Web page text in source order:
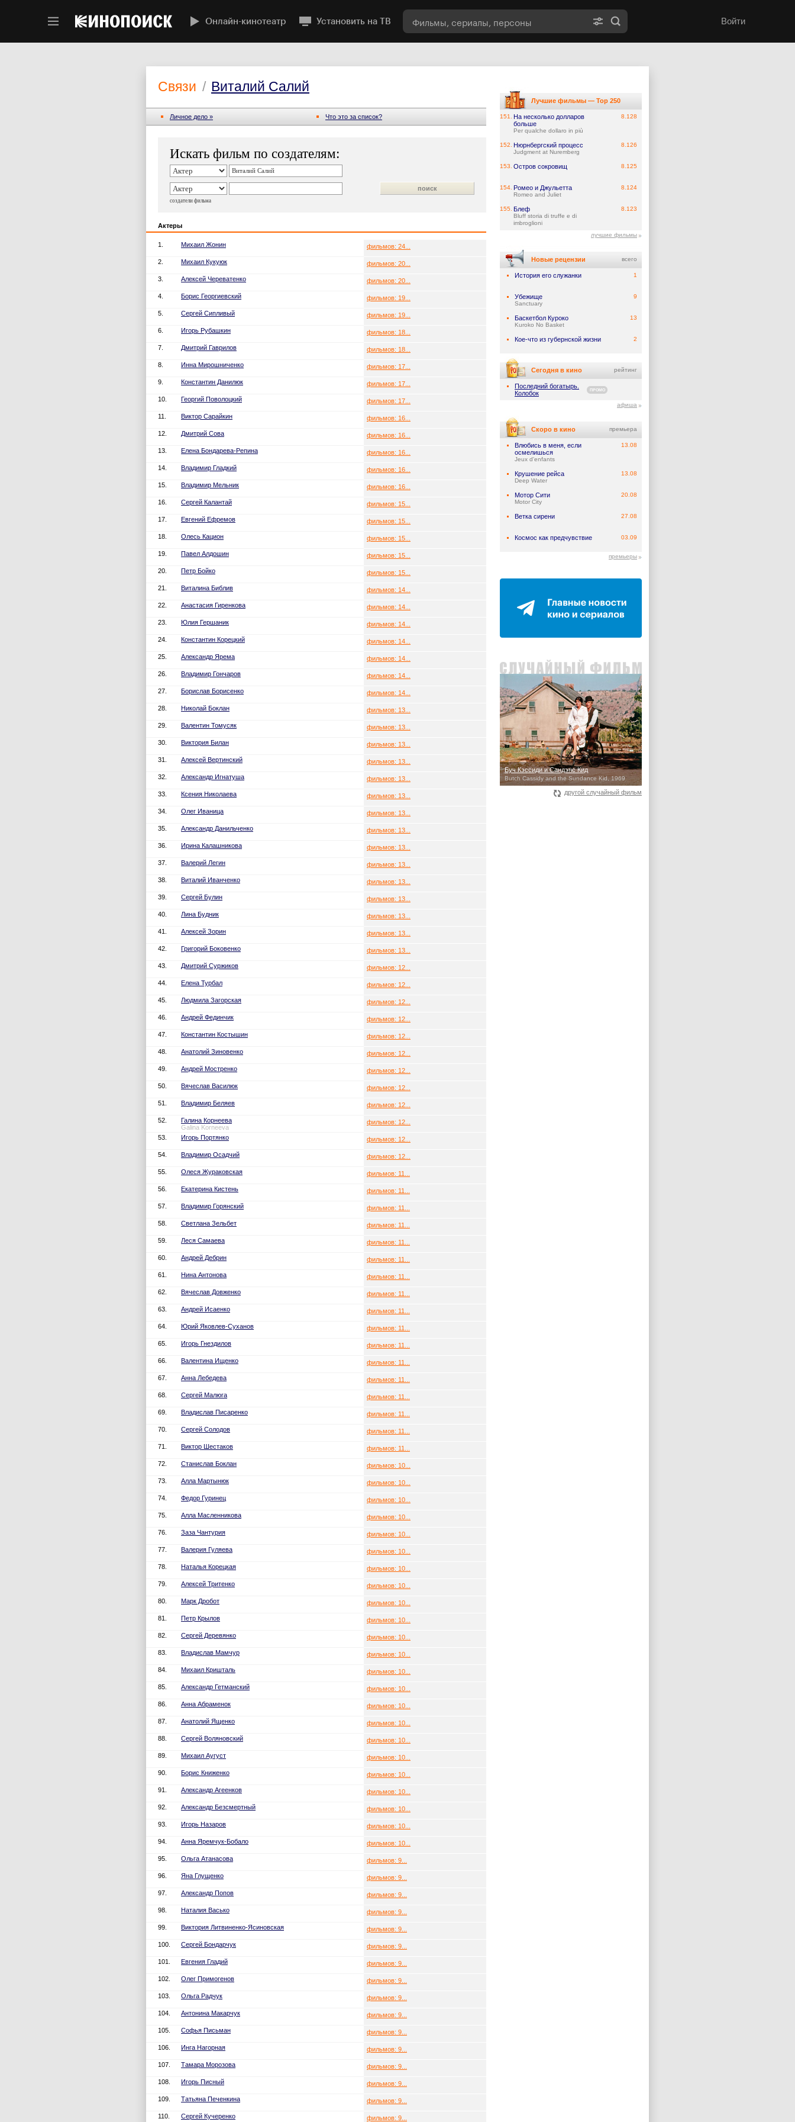
Онлайн-кинотеатр Установить на ТВ Войти
Связи / Виталий Салий
Личное дело » Что это за список?
Искать фильм по создателям:
создатели фильма
Актеры
1. Михаил Жонин фильмов: 24...
2. Михаил Кукуюк фильмов: 20...
3. Алексей Череватенко фильмов: 20...
4. Борис Георгиевский фильмов: 19...
5. Сергей Сипливый фильмов: 19...
6. Игорь Рубашкин фильмов: 18...
7. Дмитрий Гаврилов фильмов: 18...
8. Инна Мирошниченко фильмов: 17...
9. Константин Данилюк фильмов: 17...
10. Георгий Поволоцкий фильмов: 17...
11. Виктор Сарайкин фильмов: 16...
12. Дмитрий Сова фильмов: 16...
13. Елена Бондарева-Репина фильмов: 16...
14. Владимир Гладкий фильмов: 16...
15. Владимир Мельник фильмов: 16...
16. Сергей Калантай фильмов: 15...
17. Евгений Ефремов фильмов: 15...
18. Олесь Кацион фильмов: 15...
19. Павел Алдошин фильмов: 15...
20. Петр Бойко фильмов: 15...
21. Виталина Библив фильмов: 14...
22. Анастасия Гиренкова фильмов: 14...
23. Юлия Гершаник фильмов: 14...
24. Константин Корецкий фильмов: 14...
25. Александр Ярема фильмов: 14...
26. Владимир Гончаров фильмов: 14...
27. Борислав Борисенко фильмов: 14...
28. Николай Боклан фильмов: 13...
29. Валентин Томусяк фильмов: 13...
30. Виктория Билан фильмов: 13...
31. Алексей Вертинский фильмов: 13...
32. Александр Игнатуша фильмов: 13...
33. Ксения Николаева фильмов: 13...
34. Олег Иваница фильмов: 13...
35. Александр Данильченко фильмов: 13...
36. Ирина Калашникова фильмов: 13...
37. Валерий Легин фильмов: 13...
38. Виталий Иванченко фильмов: 13...
39. Сергей Булин фильмов: 13...
40. Лина Будник фильмов: 13...
41. Алексей Зорин фильмов: 13...
42. Григорий Боковенко фильмов: 13...
43. Дмитрий Суржиков фильмов: 12...
44. Елена Турбал фильмов: 12...
45. Людмила Загорская фильмов: 12...
46. Андрей Фединчик фильмов: 12...
47. Константин Костышин фильмов: 12...
48. Анатолий Зиновенко фильмов: 12...
49. Андрей Мостренко фильмов: 12...
50. Вячеслав Василюк фильмов: 12...
51. Владимир Беляев фильмов: 12...
52.
Галина Корнеева
Galina Korneeva
фильмов: 12...
53. Игорь Портянко фильмов: 12...
54. Владимир Осадчий фильмов: 12...
55. Олеся Жураковская фильмов: 11...
56. Екатерина Кистень фильмов: 11...
57. Владимир Горянский фильмов: 11...
58. Светлана Зельбет фильмов: 11...
59. Леся Самаева фильмов: 11...
60. Андрей Дебрин фильмов: 11...
61. Нина Антонова фильмов: 11...
62. Вячеслав Довженко фильмов: 11...
63. Андрей Исаенко фильмов: 11...
64. Юрий Яковлев-Суханов фильмов: 11...
65. Игорь Гнездилов фильмов: 11...
66. Валентина Ищенко фильмов: 11...
67. Анна Лебедева фильмов: 11...
68. Сергей Малюга фильмов: 11...
69. Владислав Писаренко фильмов: 11...
70. Сергей Солодов фильмов: 11...
71. Виктор Шестаков фильмов: 11...
72. Станислав Боклан фильмов: 10...
73. Алла Мартынюк фильмов: 10...
74. Федор Гуринец фильмов: 10...
75. Алла Масленникова фильмов: 10...
76. Заза Чантурия фильмов: 10...
77. Валерия Гуляева фильмов: 10...
78. Наталья Корецкая фильмов: 10...
79. Алексей Тритенко фильмов: 10...
80. Марк Дробот фильмов: 10...
81. Петр Крылов фильмов: 10...
82. Сергей Деревянко фильмов: 10...
83. Владислав Мамчур фильмов: 10...
84. Михаил Кришталь фильмов: 10...
85. Александр Гетманский фильмов: 10...
86. Анна Абраменок фильмов: 10...
87. Анатолий Ященко фильмов: 10...
88. Сергей Воляновский фильмов: 10...
89. Михаил Аугуст фильмов: 10...
90. Борис Книженко фильмов: 10...
91. Александр Агеенков фильмов: 10...
92. Александр Безсмертный фильмов: 10...
93. Игорь Назаров фильмов: 10...
94. Анна Яремчук-Бобало фильмов: 10...
95. Ольга Атанасова фильмов: 9...
96. Яна Глущенко фильмов: 9...
97. Александр Попов фильмов: 9...
98. Наталия Васько фильмов: 9...
99. Виктория Литвиненко-Ясиновская фильмов: 9...
100. Сергей Бондарчук фильмов: 9...
101. Евгения Гладий фильмов: 9...
102. Олег Примогенов фильмов: 9...
103. Ольга Радчук фильмов: 9...
104. Антонина Макарчук фильмов: 9...
105. Софья Письман фильмов: 9...
106. Инга Нагорная фильмов: 9...
107. Тамара Морозова фильмов: 9...
108. Игорь Писный фильмов: 9...
109. Татьяна Печенкина фильмов: 9...
110. Сергей Кучеренко фильмов: 9...
Лучшие фильмы — Top 250
151.
На несколько долларов
больше
Per qualche dollaro in più
8.128
152. Нюрнбергский процесс
Judgment at Nuremberg
8.126
153. Остров сокровищ 8.125
154. Ромео и Джульетта
Romeo and Juliet
8.124
155. Блеф
Bluff storia di truffe e di
imbroglioni
8.123
лучшие фильмы
Новые рецензии всего
История его служанки 1
Убежище
Sanctuary
9
Баскетбол Куроко
Kuroko No Basket
13
Кое-что из губернской жизни 2
Сегодня в кино рейтинг
Последний богатырь.
Колобок
ПРОМО
афиша
Скоро в кино премьера
Влюбись в меня, если
осмелишься
Jeux d'enfants
13.08
Крушение рейса
Deep Water
13.08
Мотор Сити
Motor City
20.08
Ветка сирени 27.08
Космос как предчувствие 03.09
премьеры
Буч Кэссиди и Сандэнс Кид
Butch Cassidy and the Sundance Kid, 1969
другой случайный фильм